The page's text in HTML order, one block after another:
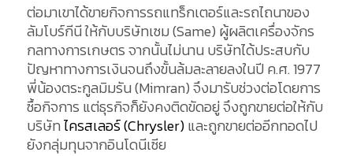
ต่อมาเขาได้ขายกิจการรถแทร็กเตอร์และรถไถนาของ
ลัมโบร์กีนี ให้กับบริษัทเซม (Same) ผู้ผลิตเครื่องจักร
กลทางการเกษตร จากนั้นไม่นาน บริษัทได้ประสบกับ
ปัญหาทางการเงินจนถึงขั้นล้มละลายลงในปี ค.ศ. 1977
พี่น้องตระกูลมิมรัน (Mimran) จึงมารับช่วงต่อโดยการ
ซื้อกิจการ แต่ธุรกิจก็ยังคงติดขัดอยู่ จึงถูกขายต่อให้กับ
บริษัทไครสเลอร์ (Chrysler)และถูกขายต่ออีกทอดไป
ยังกลุ่มทุนจากอินโดนีเซีย